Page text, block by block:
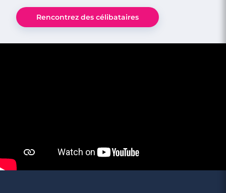
Rencontre
à
Rencontre
à
à La
Rencontrez des célibataires